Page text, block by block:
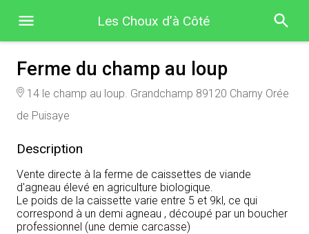
Les Choux d’à Côté
Ferme du champ au loup
14 le champ au loup. Grandchamp 89120 Charny Orée
de Puisaye
Description
Vente directe à la ferme de caissettes de viande
d'agneau élevé en agriculture biologique.
Le poids de la caissette varie entre 5 et 9kl, ce qui
correspond à un demi agneau , découpé par un boucher
professionnel (une demie carcasse)